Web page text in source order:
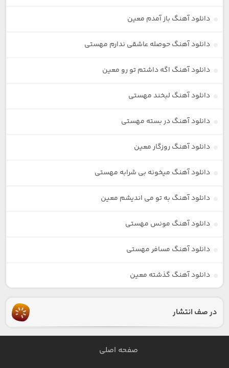
دانلود آهنگ باز آمدم معین
دانلود آهنگ حوصله عاشقی ندارم مهستی
دانلود آهنگ اگه داشتم تو رو معین
دانلود آهنگ لبخند مهستی
دانلود آهنگ در بسته مهستی
دانلود آهنگ روزگار معین
دانلود آهنگ میخونه بی شرابه مهستی
دانلود آهنگ به تو می اندیشم معین
دانلود آهنگ مونس مهستی
دانلود آهنگ مسافر مهستی
دانلود آهنگ گذشته معین
در صف انتشار
صفحه اصلی